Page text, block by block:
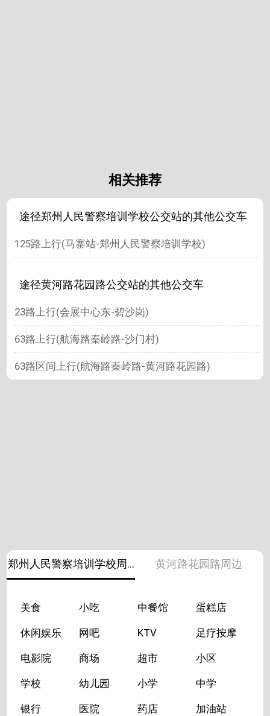
相关推荐
途径郑州人民警察培训学校公交站的其他公交车
125路上行(马寨站-郑州人民警察培训学校)
途径黄河路花园路公交站的其他公交车
23路上行(会展中心东-碧沙岗)
63路上行(航海路秦岭路-沙门村)
63路区间上行(航海路秦岭路-黄河路花园路)
郑州人民警察培训学校周边 黄河路花园路周边
美食 小吃 中餐馆 蛋糕店
休闲娱乐 网吧 KTV 足疗按摩
电影院 商场 超市 小区
学校 幼儿园 小学 中学
银行 医院 药店 加油站